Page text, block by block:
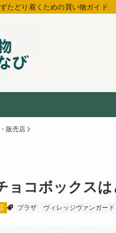
たどり着くための買い物ガイド
販売店
ョコボックスは
プラザ ヴィレッジヴァンガード